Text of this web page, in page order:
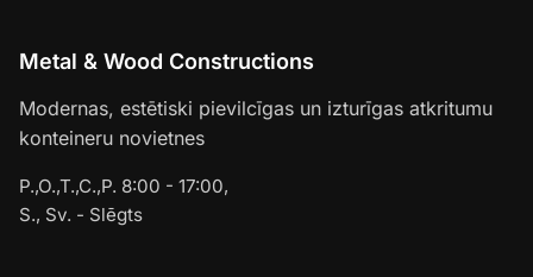
Metal & Wood Constructions
Modernas, estētiski pievilcīgas un izturīgas atkritumu
konteineru novietnes
P.,O.,T.,C.,P. 8:00 - 17:00,
S., Sv. - Slēgts